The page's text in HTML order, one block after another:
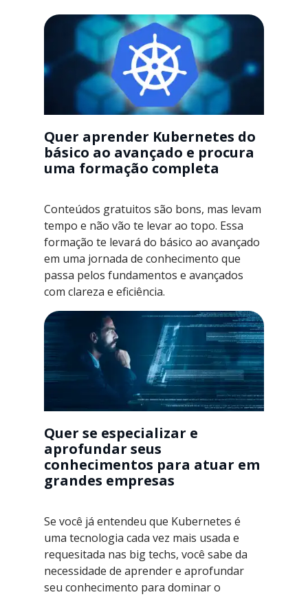
Quer aprender Kubernetes do
básico ao avançado e procura
uma formação completa
Conteúdos gratuitos são bons, mas levam
tempo e não vão te levar ao topo. Essa
formação te levará do básico ao avançado
em uma jornada de conhecimento que
passa pelos fundamentos e avançados
com clareza e eficiência.
Quer se especializar e
aprofundar seus
conhecimentos para atuar em
grandes empresas
Se você já entendeu que Kubernetes é
uma tecnologia cada vez mais usada e
requesitada nas big techs, você sabe da
necessidade de aprender e aprofundar
seu conhecimento para dominar o